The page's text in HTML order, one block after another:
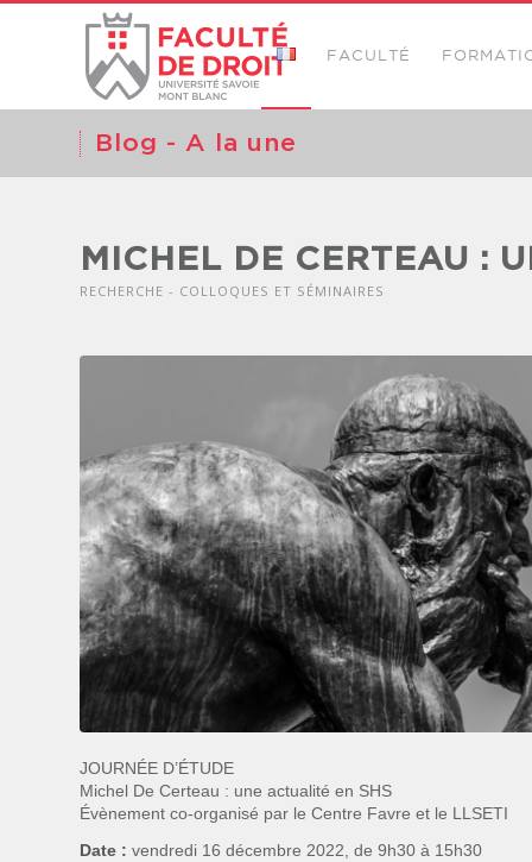
FACULTÉ
Blog - A la une
MICHEL DE CERTEAU :
RECHERCHE - COLLOQUES ET SÉMINAIRES
JOURNÉE D’ÉTUDE
Michel De Certeau : une actualité en SHS
Évènement co-organisé par le Centre Favre et le LLSETI
Date : vendredi 16 décembre 2022, de 9h30 à 15h30